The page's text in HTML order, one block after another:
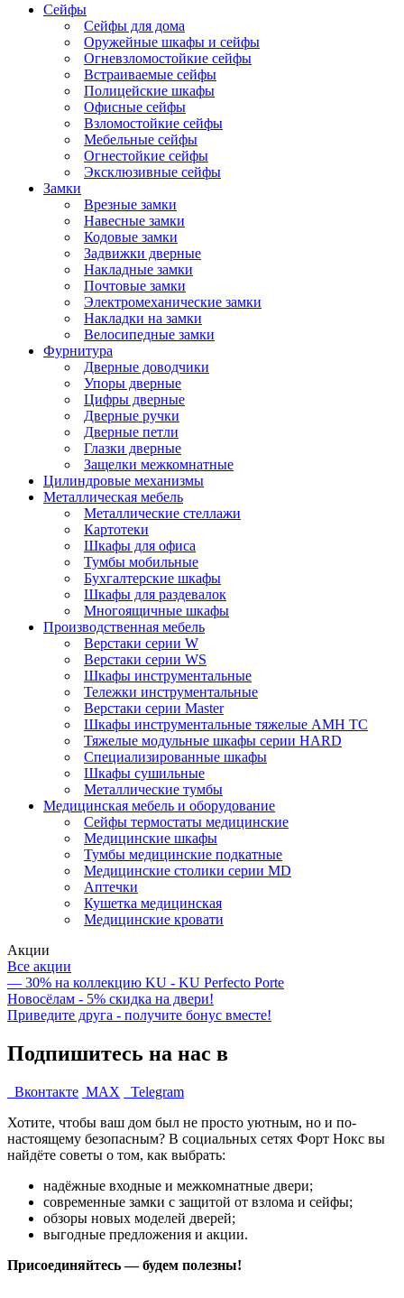
Сейфы
Сейфы для дома
Оружейные шкафы и сейфы
Огневзломостойкие сейфы
Встраиваемые сейфы
Полицейские шкафы
Офисные сейфы
Взломостойкие сейфы
Мебельные сейфы
Огнестойкие сейфы
Эксклюзивные сейфы
Замки
Врезные замки
Навесные замки
Кодовые замки
Задвижки дверные
Накладные замки
Почтовые замки
Электромеханические замки
Накладки на замки
Велосипедные замки
Фурнитура
Дверные доводчики
Упоры дверные
Цифры дверные
Дверные ручки
Дверные петли
Глазки дверные
Защелки межкомнатные
Цилиндровые механизмы
Металлическая мебель
Металлические стеллажи
Картотеки
Шкафы для офиса
Тумбы мобильные
Бухгалтерские шкафы
Шкафы для раздевалок
Многоящичные шкафы
Производственная мебель
Верстаки серии W
Верстаки серии WS
Шкафы инструментальные
Тележки инструментальные
Верстаки серии Master
Шкафы инструментальные тяжелые AMH TC
Тяжелые модульные шкафы серии HARD
Cпециализированные шкафы
Шкафы сушильные
Металлические тумбы
Медицинская мебель и оборудование
Сейфы термостаты медицинские
Медицинские шкафы
Тумбы медицинские подкатные
Медицинские столики серии MD
Аптечки
Кушетка медицинская
Медицинские кровати
Акции
Все акции
— 30% на коллекцию KU - KU Perfecto Porte
Новосёлам - 5% скидка на двери!
Приведите друга - получите бонус вместе!
Подпишитесь на нас в
Вконтакте MAX
Telegram
Хотите, чтобы ваш дом был не просто уютным, но и по-
настоящему безопасным? В социальных сетях Форт Нокс вы
найдёте советы о том, как выбрать:
надёжные входные и межкомнатные двери;
современные замки с защитой от взлома и сейфы;
обзоры новых моделей дверей;
выгодные предложения и акции.
Присоединяйтесь — будем полезны!